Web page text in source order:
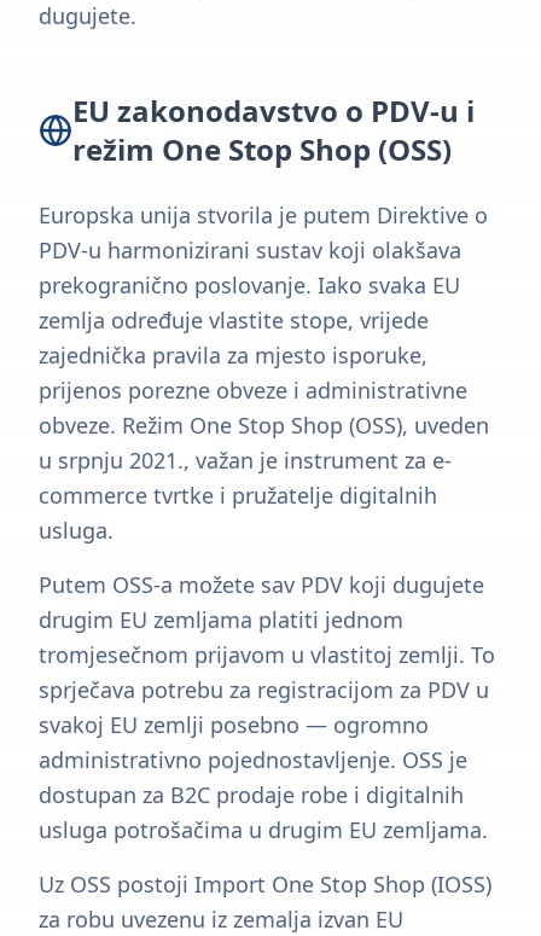
dugujete.
EU zakonodavstvo o PDV-u i
režim One Stop Shop (OSS)
Europska unija stvorila je putem Direktive o
PDV-u harmonizirani sustav koji olakšava
prekogranično poslovanje. Iako svaka EU
zemlja određuje vlastite stope, vrijede
zajednička pravila za mjesto isporuke,
prijenos porezne obveze i administrativne
obveze. Režim One Stop Shop (OSS), uveden
u srpnju 2021., važan je instrument za e-
commerce tvrtke i pružatelje digitalnih
usluga.
Putem OSS-a možete sav PDV koji dugujete
drugim EU zemljama platiti jednom
tromjesečnom prijavom u vlastitoj zemlji. To
sprječava potrebu za registracijom za PDV u
svakoj EU zemlji posebno — ogromno
administrativno pojednostavljenje. OSS je
dostupan za B2C prodaje robe i digitalnih
usluga potrošačima u drugim EU zemljama.
Uz OSS postoji Import One Stop Shop (IOSS)
za robu uvezenu iz zemalja izvan EU